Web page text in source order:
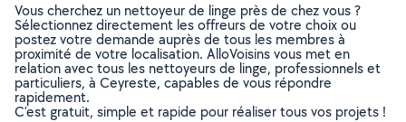
Vous cherchez un nettoyeur de linge près de chez vous ?
Sélectionnez directement les offreurs de votre choix ou
postez votre demande auprès de tous les membres à
proximité de votre localisation. AlloVoisins vous met en
relation avec tous les nettoyeurs de linge, professionnels et
particuliers, à Ceyreste, capables de vous répondre
rapidement.
C’est gratuit, simple et rapide pour réaliser tous vos projets !